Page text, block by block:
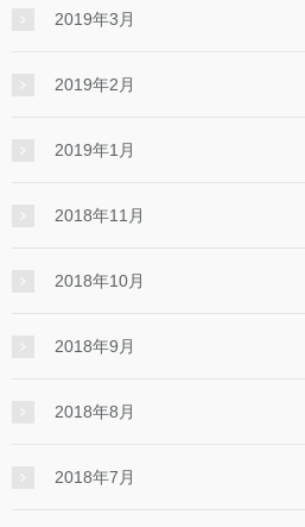
2019年3月
2019年2月
2019年1月
2018年11月
2018年10月
2018年9月
2018年8月
2018年7月